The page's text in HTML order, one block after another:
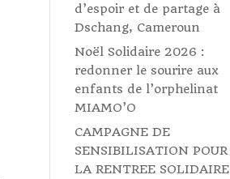
d’espoir et de partage à
Dschang, Cameroun
Noël Solidaire 2026 :
redonner le sourire aux
enfants de l’orphelinat
MIAMO’O
CAMPAGNE DE
SENSIBILISATION POUR
LA RENTREE SOLIDAIRE